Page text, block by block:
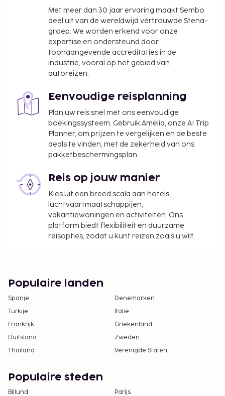
Met meer dan 30 jaar ervaring maakt Sembo
deel uit van de wereldwijd vertrouwde Stena-
groep. We worden erkend voor onze
expertise en ondersteund door
toonaangevende accreditaties in de
industrie, vooral op het gebied van
autoreizen.
Eenvoudige reisplanning
Plan uw reis snel met ons eenvoudige
boekingssysteem. Gebruik Amelia, onze AI Trip
Planner, om prijzen te vergelijken en de beste
deals te vinden, met de zekerheid van ons
pakketbeschermingsplan.
Reis op jouw manier
Kies uit een breed scala aan hotels,
luchtvaartmaatschappijen,
vakantiewoningen en activiteiten. Ons
platform biedt flexibiliteit en duurzame
reisopties, zodat u kunt reizen zoals u wilt.
Populaire landen
Spanje
Denemarken
Turkije
Italië
Frankrijk
Griekenland
Duitsland
Zweden
Thailand
Verenigde Staten
Populaire steden
Billund
Parijs